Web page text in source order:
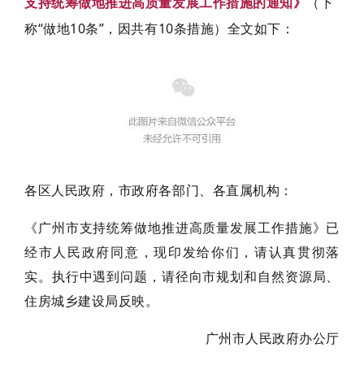
称“做地10条”，因共有10条措施）全文如下：
各区人民政府，市政府各部门、各直属机构：
《广州市支持统筹做地推进高质量发展工作措施》已
经市人民政府同意，现印发给你们，请认真贯彻落
实。执行中遇到问题，请径向市规划和自然资源局、
住房城乡建设局反映。
广州市人民政府办公厅